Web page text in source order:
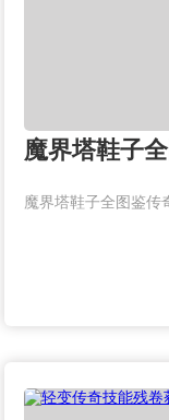
魔界塔鞋子
魔界塔鞋子全图鉴传